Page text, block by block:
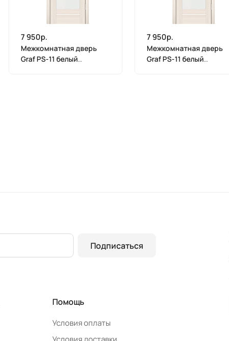
7 950р.
Межкомнатная дверь
Graf PS-11 белый
7 950р.
Межкомнатная дверь
Graf PS-11 белый
Подписаться
Помощь
Условия оплаты